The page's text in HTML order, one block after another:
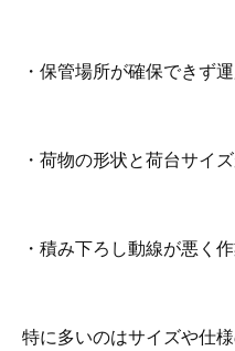
・保管場所が確保できず
・荷物の形状と荷台サイ
・積み下ろし動線が悪く
特に多いのはサイズや仕